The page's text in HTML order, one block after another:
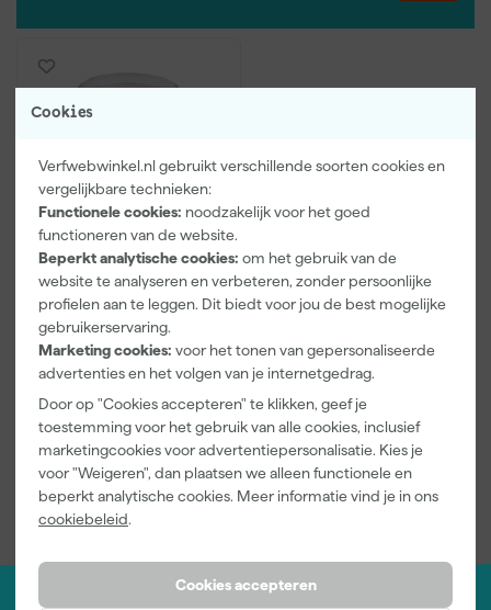
Cookies
Verfwebwinkel.nl gebruikt verschillende soorten cookies en
vergelijkbare technieken:
Functionele cookies: noodzakelijk voor het goed
functioneren van de website.
Beperkt analytische cookies: om het gebruik van de
website te analyseren en verbeteren, zonder persoonlijke
profielen aan te leggen. Dit biedt voor jou de best mogelijke
gebruikerservaring.
Marketing cookies: voor het tonen van gepersonaliseerde
advertenties en het volgen van je internetgedrag.
Door op "Cookies accepteren" te klikken, geef je
toestemming voor het gebruik van alle cookies, inclusief
marketingcookies voor advertentiepersonalisatie. Kies je
voor "Weigeren", dan plaatsen we alleen functionele en
beperkt analytische cookies. Meer informatie vind je in ons
cookiebeleid.
Cookies accepteren
Graco Flexliner
bekerzakjes - 1L - 25st -
17P212
Morgen bezorgd
42,99
incl. BTW
Vergelijk